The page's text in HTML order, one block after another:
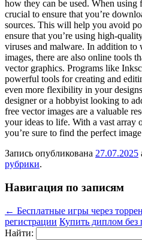
how they can be used. When using
crucial to ensure that you’re
sources. This will help you avoid
ensure that you’re using high-
viruses and malware. In addition to
images, there are also online tools
vector graphics. Programs like
powerful tools for creating and
even more flexibility in your
designer or a hobbyist looking to
free vector images are a valuable
your ideas to life. With a vast array
you’re sure to find the perfect
Запись опубликована 27.07.2025
рубрики.
Навигация по записям
← Бесплатные игры через
регистрации Купить диплом без
Найти: